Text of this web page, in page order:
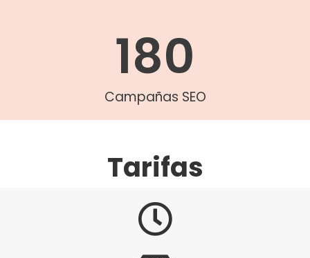
Campañas SEO
180
Tarifas